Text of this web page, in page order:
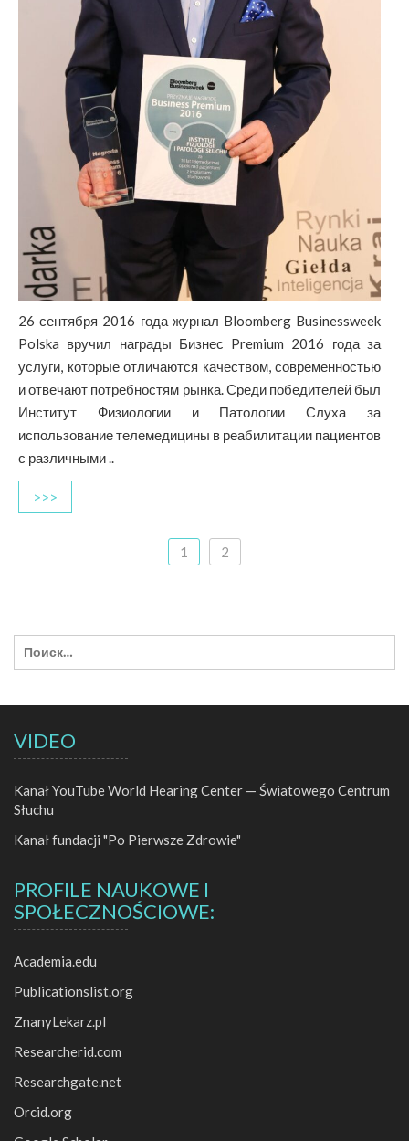
26 сентября 2016 года журнал Bloomberg Businessweek
Polska вручил награды Бизнес Premium 2016 года за
услуги, которые отличаются качеством, современностью
и отвечают потребностям рынка. Среди победителей был
Институт Физиологии и Патологии Слуха за
использование телемедицины в реабилитации пациентов
с различными ..
>>>
1 2
VIDEO
Kanał YouTube World Hearing Center — Światowego Centrum
Słuchu
Kanał fundacji "Po Pierwsze Zdrowie"
PROFILE NAUKOWE I
SPOŁECZNOŚCIOWE:
Academia.edu
Publicationslist.org
ZnanyLekarz.pl
Researcherid.com
Researchgate.net
Orcid.org